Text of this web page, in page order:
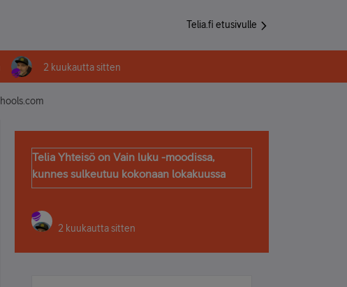
Telia.fi etusivulle
2 kuukautta sitten
Telia Yhteisö on Vain luku -moodissa,
kunnes sulkeutuu kokonaan lokakuussa
2 kuukautta sitten